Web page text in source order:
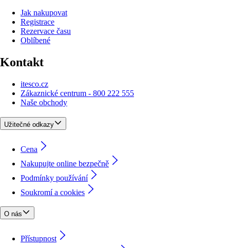
Jak nakupovat
Registrace
Rezervace času
Oblíbené
Kontakt
itesco.cz
Zákaznické centrum - 800 222 555
Naše obchody
Užitečné odkazy
Cena
Nakupujte online bezpečně
Podmínky používání
Soukromí a cookies
O nás
Přístupnost